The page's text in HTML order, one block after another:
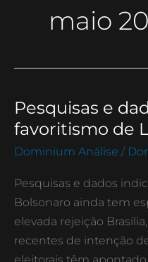
maio
Pesquisas e
favoritismo de
Dominium Análise /
Pesquisas e dados
Bolsonaro ainda tem
elevada rejeição
recentes de intenção
eleitorais têm
Pesquisas
e
dados
favoritismo
de
Lula